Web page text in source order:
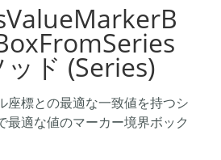
ド (Series)
座標との最適な一致値を持つシ
最適な値のマーカー境界ボック